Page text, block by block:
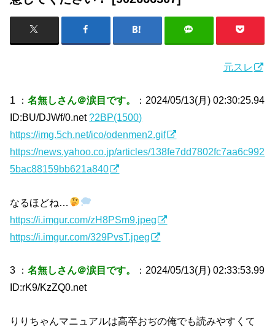
元スレ
1 ：名無しさん＠涙目です。
：2024/05/13(月) 02:30:25.94
ID:BU/DJWf/0.net?2BP(1500)
https://img.5ch.net/ico/odenmen2.gif
https://news.yahoo.co.jp/articles/138fe7dd7802fc7aa6c992
5bac88159bb621a840
なるほどね…
https://i.imgur.com/zH8PSm9.jpeg
https://i.imgur.com/329PvsT.jpeg
3 ：名無しさん＠涙目です。
：2024/05/13(月) 02:33:53.99
ID:rK9/KzZQ0.net
りりちゃんマニュアルは高卒おぢの俺でも読みやすくて